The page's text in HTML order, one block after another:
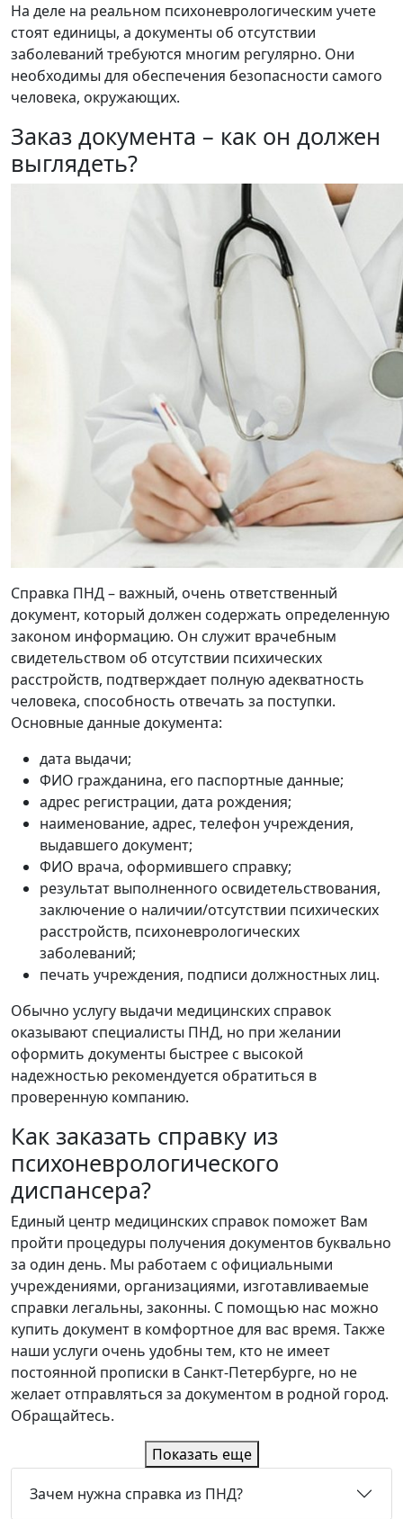
На деле на реальном психоневрологическим учете
стоят единицы, а документы об отсутствии
заболеваний требуются многим регулярно. Они
необходимы для обеспечения безопасности самого
человека, окружающих.
Заказ документа – как он должен
выглядеть?
Справка ПНД – важный, очень ответственный
документ, который должен содержать определенную
законом информацию. Он служит врачебным
свидетельством об отсутствии психических
расстройств, подтверждает полную адекватность
человека, способность отвечать за поступки.
Основные данные документа:
дата выдачи;
ФИО гражданина, его паспортные данные;
адрес регистрации, дата рождения;
наименование, адрес, телефон учреждения,
выдавшего документ;
ФИО врача, оформившего справку;
результат выполненного освидетельствования,
заключение о наличии/отсутствии психических
расстройств, психоневрологических
заболеваний;
печать учреждения, подписи должностных лиц.
Обычно услугу выдачи медицинских справок
оказывают специалисты ПНД, но при желании
оформить документы быстрее с высокой
надежностью рекомендуется обратиться в
проверенную компанию.
Как заказать справку из
психоневрологического
диспансера?
Единый центр медицинских справок поможет Вам
пройти процедуры получения документов буквально
за один день. Мы работаем с официальными
учреждениями, организациями, изготавливаемые
справки легальны, законны. С помощью нас можно
купить документ в комфортное для вас время. Также
наши услуги очень удобны тем, кто не имеет
постоянной прописки в Санкт-Петербурге, но не
желает отправляться за документом в родной город.
Обращайтесь.
Показать еще
Зачем нужна справка из ПНД?